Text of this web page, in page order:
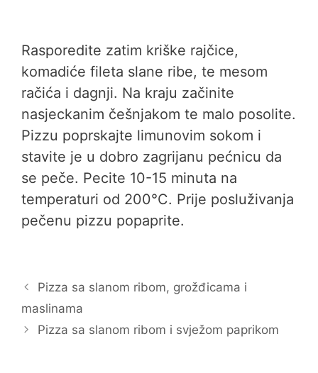
Rasporedite zatim kriške rajčice,
komadiće fileta slane ribe, te mesom
račića i dagnji. Na kraju začinite
nasjeckanim češnjakom te malo posolite.
Pizzu poprskajte limunovim sokom i
stavite je u dobro zagrijanu pećnicu da
se peče. Pecite 10-15 minuta na
temperaturi od 200°C. Prije posluživanja
pečenu pizzu popaprite.
Pizza sa slanom ribom, grožđicama i
maslinama
Pizza sa slanom ribom i svježom paprikom